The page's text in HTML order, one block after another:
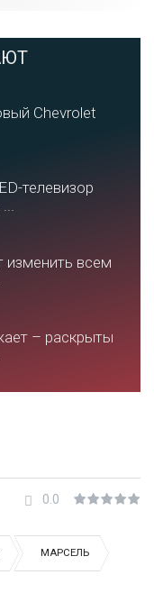
Chevrolet
телевизор
изменить всем
– раскрыты
0.0
МАРСЕЛЬ